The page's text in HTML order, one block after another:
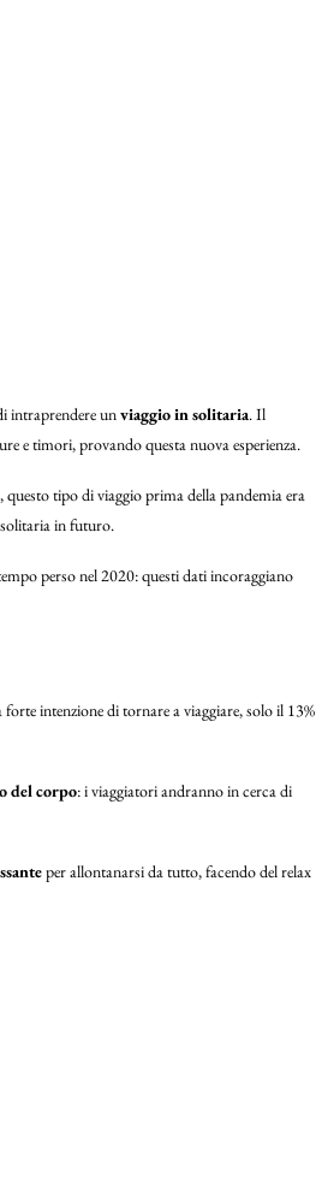
intraprendere unviaggio in solitaria. Il
e timori, provando questa nuova esperienza.
, questo tipo di viaggio prima della pandemia era
in futuro.
perso nel 2020: questi dati incoraggiano
intenzione di tornare a viaggiare, solo il 13%
del corpo: i viaggiatori andranno in cerca di
per allontanarsi da tutto, facendo del relax